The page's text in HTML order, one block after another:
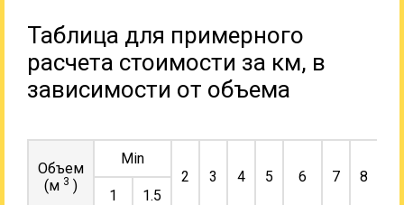
Таблица для примерного
расчета стоимости за км, в
зависимости от объема
Объем
(м 3 )
Min
2
3 4 5 6 7 8
1
1.5